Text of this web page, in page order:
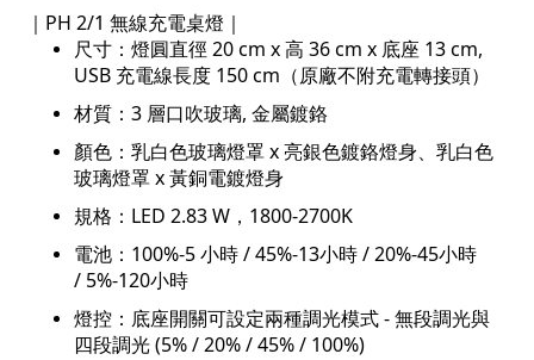
｜ PH 2/1 無線充電桌燈 ｜
尺寸：燈圓直徑 20 cm x高 36 cm x 底座 13 cm,
USB 充電線長度 150 cm （原廠不附充電轉接頭）
材質 ：3 層口吹玻璃, 金屬鍍鉻
顏色：乳白色玻璃燈罩x亮銀色鍍鉻燈身、乳白色
玻璃燈罩x黃銅電鍍燈身
規格 ：LED 2.83 W ， 1800-2700K
電池：100%-5小時 /45%-13小時 /20%-45小時
/ 5%-120小時
燈控：底座開關可設定兩種調光模式-無段調光與
四段調光(5% / 20% / 45% / 100%)